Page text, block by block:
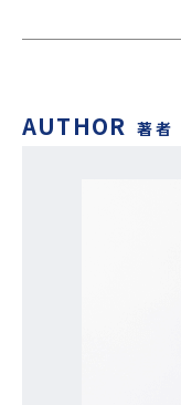
AUTHOR 著者